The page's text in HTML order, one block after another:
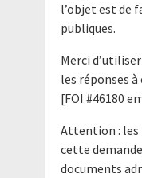
l’objet est de
publiques.
Merci
les réponses
[FOI #46180
Attention : les
cette
documents